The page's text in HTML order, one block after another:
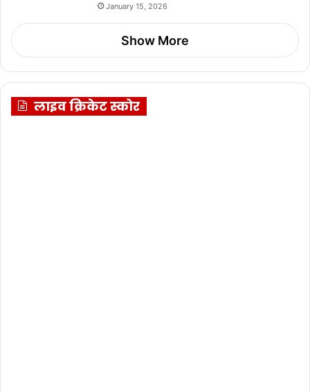
January 15, 2026
Show More
लाइव क्रिकेट स्कोर